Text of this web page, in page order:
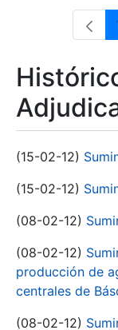
(15-02-12)
(15-02-12)
(08-02-12)
(08-02-12)
producción de
centrales de
(08-02-12)